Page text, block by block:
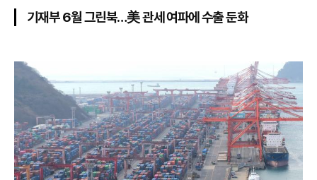
기재부 6월 그린북…美 관세 여파에 수출 둔화